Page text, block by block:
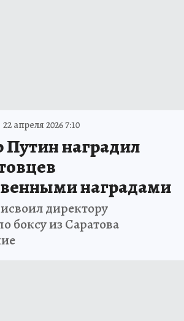
22 апреля 2026 7:10
наградил
наградами
директору
боксу из Саратова